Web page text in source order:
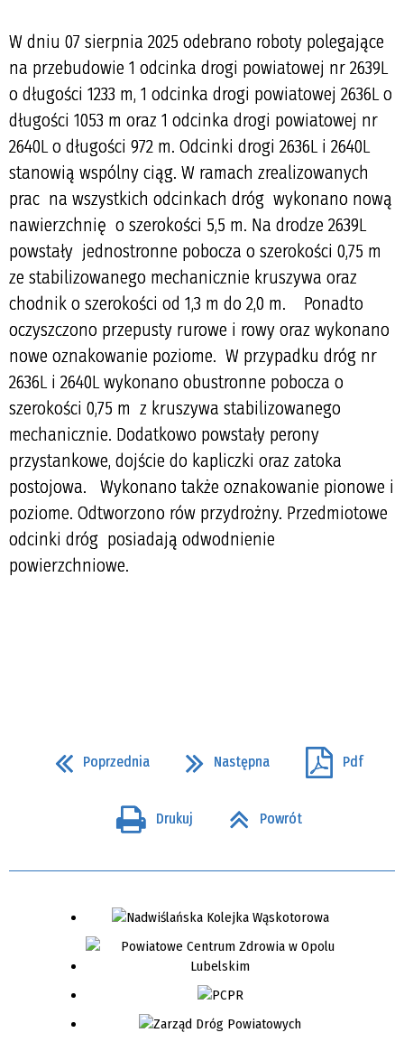
W dniu 07 sierpnia 2025 odebrano roboty polegające
na przebudowie 1 odcinka drogi powiatowej nr 2639L
o długości 1233 m, 1 odcinka drogi powiatowej 2636L o
długości 1053 m oraz 1 odcinka drogi powiatowej nr
2640L o długości 972 m. Odcinki drogi 2636L i 2640L
stanowią wspólny ciąg. W ramach zrealizowanych
prac na wszystkich odcinkach dróg wykonano nową
nawierzchnię o szerokości 5,5 m. Na drodze 2639L
powstały jednostronne pobocza o szerokości 0,75 m
ze stabilizowanego mechanicznie kruszywa oraz
chodnik o szerokości od 1,3 m do 2,0 m. Ponadto
oczyszczono przepusty rurowe i rowy oraz wykonano
nowe oznakowanie poziome. W przypadku dróg nr
2636L i 2640L wykonano obustronne pobocza o
szerokości 0,75 m z kruszywa stabilizowanego
mechanicznie. Dodatkowo powstały perony
przystankowe, dojście do kapliczki oraz zatoka
postojowa. Wykonano także oznakowanie pionowe i
poziome. Odtworzono rów przydrożny. Przedmiotowe
odcinki dróg posiadają odwodnienie
powierzchniowe.
Poprzednia Następna Pdf
Drukuj Powrót